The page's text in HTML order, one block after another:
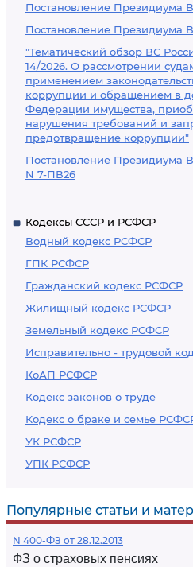
Постановление Президиума
Постановление Президиума
"Тематический обзор ВС
14/2026. О рассмотрении
применением
коррупции и обращением в
Федерации имущества,
нарушения требований и
предотвращение коррупции"
Постановление Президиума
N 7-ПВ26
Кодексы СССР и РСФСР
Водный кодекс РСФСР
ГПК РСФСР
Гражданский кодекс РСФСР
Жилищный кодекс РСФСР
Земельный кодекс РСФСР
Исправительно - трудовой
КоАП РСФСР
Кодекс законов о труде
Кодекс о браке и семье
УК РСФСР
УПК РСФСР
Популярные статьи и
N 400-ФЗ от 28.12.2013
ФЗ о страховых пенсиях